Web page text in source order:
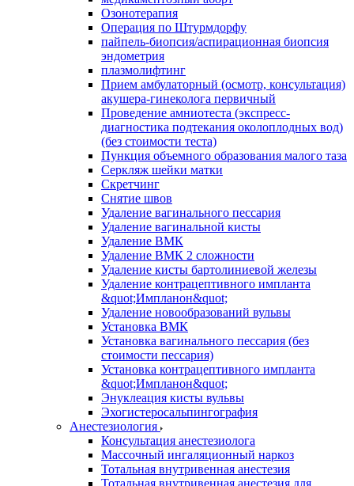
Озонотерапия
Операция по Штурмдорфу
пайпель-биопсия/аспирационная биопсия
эндометрия
плазмолифтинг
Прием амбулаторный (осмотр, консультация)
акушера-гинеколога первичный
Проведение амниотеста (экспресс-
диагностика подтекания околоплодных вод)
(без стоимости теста)
Пункция объемного образования малого таза
Серкляж шейки матки
Скретчинг
Снятие швов
Удаление вагинального пессария
Удаление вагинальной кисты
Удаление ВМК
Удаление ВМК 2 сложности
Удаление кисты бартолиниевой железы
Удаление контрацептивного импланта
&quot;Импланон&quot;
Удаление новообразований вульвы
Установка ВМК
Установка вагинального пессария (без
стоимости пессария)
Установка контрацептивного импланта
&quot;Импланон&quot;
Энуклеация кисты вульвы
Эхогистеросальпингография
Анестезиология
Консультация анестезиолога
Массочный ингаляционный наркоз
Тотальная внутривенная анестезия
Тотальная внутривенная анестезия для